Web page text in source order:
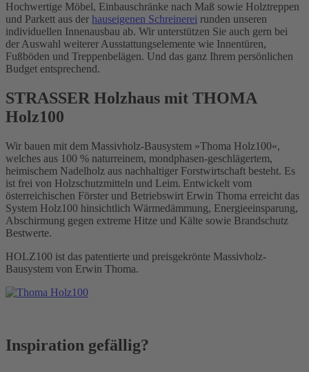
Hochwertige Möbel, Einbau­schränke nach Maß sowie Holztreppen
und Parkett aus der hauseigenen Schreinerei runden unseren
individuellen Innenausbau ab. Wir unterstützen Sie auch gern bei
der Auswahl weiterer Ausstattungs­elemente wie Innentüren,
Fußböden und Treppen­belägen. Und das ganz Ihrem persön­lichen
Budget entsprechend.
STRASSER Holzhaus mit THOMA
Holz100
Wir bauen mit dem Massivholz-Bausystem »Thoma Holz100«,
welches aus 100 % naturreinem, mondphasen-geschlägertem,
heimischem Nadelholz aus nachhaltiger Forstwirtschaft besteht. Es
ist frei von Holzschutzmitteln und Leim. Entwickelt vom
österreichischen Förster und Betriebswirt Erwin Thoma erreicht das
System Holz100 hinsichtlich Wärmedämmung, Energieeinsparung,
Abschirmung gegen extreme Hitze und Kälte sowie Brandschutz
Bestwerte.
HOLZ100 ist das patentierte und preisgekrönte Massivholz-
Bausystem von Erwin Thoma.
Inspiration gefällig?